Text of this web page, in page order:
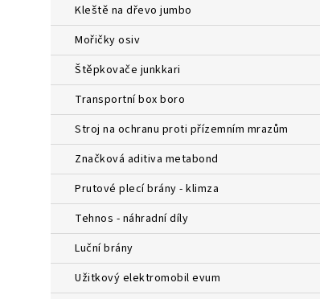
n
l
kleště na dřevo jumbo
mořičky osiv
štěpkovače junkkari
transportní box boro
stroj na ochranu proti přízemním mrazům
značková aditiva metabond
prutové plecí brány - klimza
tehnos - náhradní díly
luční brány
užitkový elektromobil evum